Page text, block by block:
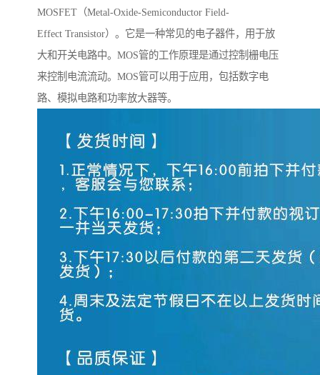
MOSFET（Metal-Oxide-Semiconductor Field-
Effect Transistor）。它是一种常见的电子器件，用于放
大和开关电路中。MOS管的工作原理是通过控制栅电压
来控制电流流动。MOS管可以用于应用，包括数字电
路、模拟电路和功率放大器等。